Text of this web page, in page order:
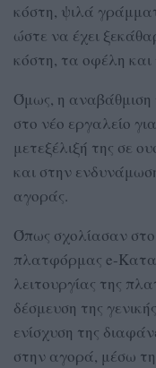
κόστη, ψιλά
ώστε να έχει
κόστη, τα οφέλη και
Όμως, η
στο νέο εργαλείο
μετεξέλιξή της σε
και στην
αγοράς.
Όπως σχολίασαν
πλατφόρμας e-
λειτουργίας της
δέσμευση της
ενίσχυση της
στην αγορά, μέσω